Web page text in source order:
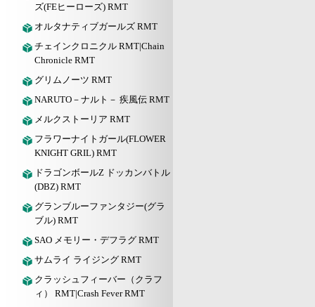
ズ(FEヒーローズ) RMT
オルタナティブガールズ RMT
チェインクロニクル RMT|Chain
Chronicle RMT
グリムノーツ RMT
NARUTO－ナルト－ 疾風伝 RMT
メルクストーリア RMT
フラワーナイトガール(FLOWER
KNIGHT GRIL) RMT
ドラゴンボールZ ドッカンバトル
(DBZ) RMT
グランブルーファンタジー(グラ
ブル) RMT
SAO メモリー・デフラグ RMT
サムライ ライジング RMT
クラッシュフィーバー（クラフ
ィ） RMT|Crash Fever RMT